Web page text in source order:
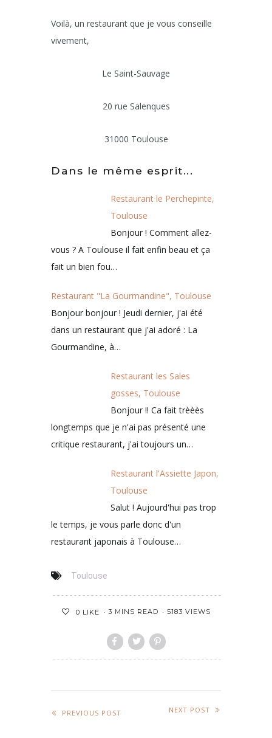
Voilà, un restaurant que je vous conseille
vivement,
Le Saint-Sauvage
20 rue Salenques
31000 Toulouse
Dans le même esprit...
Restaurant le Perchepinte,
Toulouse
Bonjour ! Comment allez-
vous ? A Toulouse il fait enfin beau et ça
fait un bien fou…
Restaurant "La Gourmandine", Toulouse
Bonjour bonjour ! Jeudi dernier, j'ai été
dans un restaurant que j'ai adoré : La
Gourmandine, à…
Restaurant les Sales
gosses, Toulouse
Bonjour !! Ca fait trèèès
longtemps que je n'ai pas présenté une
critique restaurant, j'ai toujours un…
Restaurant l'Assiette Japon,
Toulouse
Salut ! Aujourd'hui pas trop
le temps, je vous parle donc d'un
restaurant japonais à Toulouse…
Toulouse
0 LIKE 3 MINS READ 5183 VIEWS
PREVIOUS POST NEXT POST